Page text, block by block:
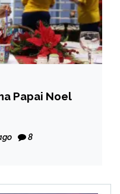
Papai Noel
8